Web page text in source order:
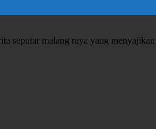
seputar malang raya yang